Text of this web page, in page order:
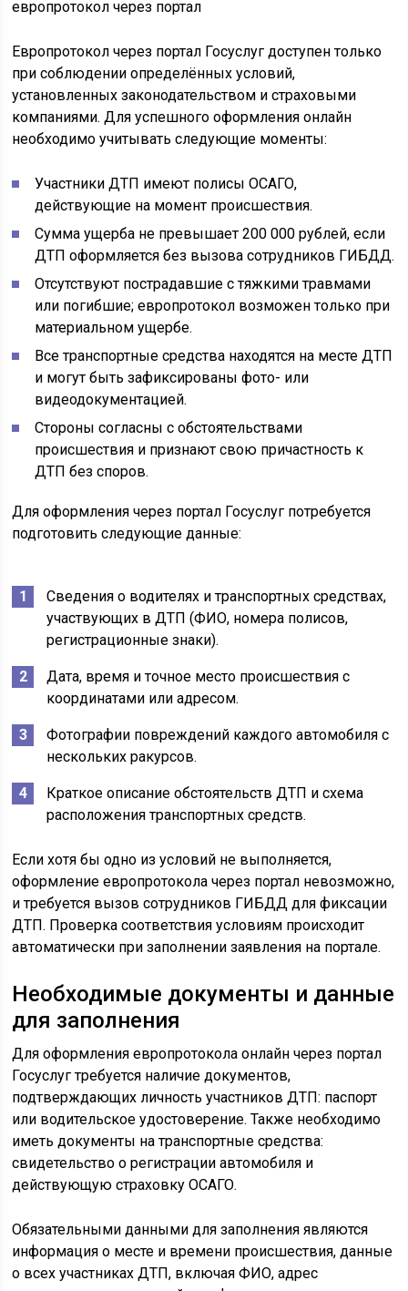
Европротокол через портал Госуслуг доступен только
при соблюдении определённых условий,
установленных законодательством и страховыми
компаниями. Для успешного оформления онлайн
необходимо учитывать следующие моменты:
Участники ДТП имеют полисы ОСАГО,
действующие на момент происшествия.
Сумма ущерба не превышает 200 000 рублей, если
ДТП оформляется без вызова сотрудников ГИБДД.
Отсутствуют пострадавшие с тяжкими травмами
или погибшие; европротокол возможен только при
материальном ущербе.
Все транспортные средства находятся на месте ДТП
и могут быть зафиксированы фото- или
видеодокументацией.
Стороны согласны с обстоятельствами
происшествия и признают свою причастность к
ДТП без споров.
Для оформления через портал Госуслуг потребуется
подготовить следующие данные:
Сведения о водителях и транспортных средствах,
участвующих в ДТП (ФИО, номера полисов,
регистрационные знаки).
Дата, время и точное место происшествия с
координатами или адресом.
Фотографии повреждений каждого автомобиля с
нескольких ракурсов.
Краткое описание обстоятельств ДТП и схема
расположения транспортных средств.
Если хотя бы одно из условий не выполняется,
оформление европротокола через портал невозможно,
и требуется вызов сотрудников ГИБДД для фиксации
ДТП. Проверка соответствия условиям происходит
автоматически при заполнении заявления на портале.
Необходимые документы и данные
для заполнения
Для оформления европротокола онлайн через портал
Госуслуг требуется наличие документов,
подтверждающих личность участников ДТП: паспорт
или водительское удостоверение. Также необходимо
иметь документы на транспортные средства:
свидетельство о регистрации автомобиля и
действующую страховку ОСАГО.
Обязательными данными для заполнения являются
информация о месте и времени происшествия, данные
о всех участниках ДТП, включая ФИО, адрес